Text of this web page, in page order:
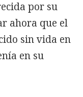
por su
ahora que el
sin vida en
en su